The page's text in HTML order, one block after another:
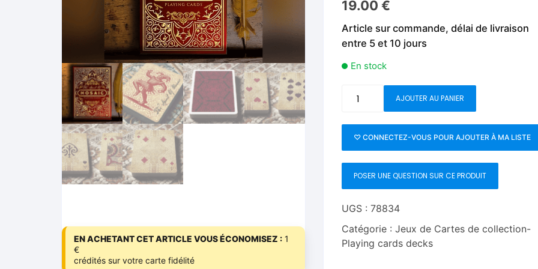
Foulards C.Up
Feu
Mentalisme salon et
Livres sur la Magie
Livres en Anglais
EN ACHETANT CET ARTICLE VOUS ÉCONOMISEZ : 1
€
crédités sur votre carte fidélité
19.00€
Article sur commande, délai de livraison
entre 5 et 10 jours
En stock
Spirit
of
The
Mosaic
(Red)
Playing
AJOUTER AU PANIER
♡ CONNECTEZ-VOUS POUR AJOUTER À MA LISTE
POSER UNE QUESTION SUR CE PRODUIT
UGS :78834
Catégorie :Jeux de Cartes de collection-
Playing cards decks